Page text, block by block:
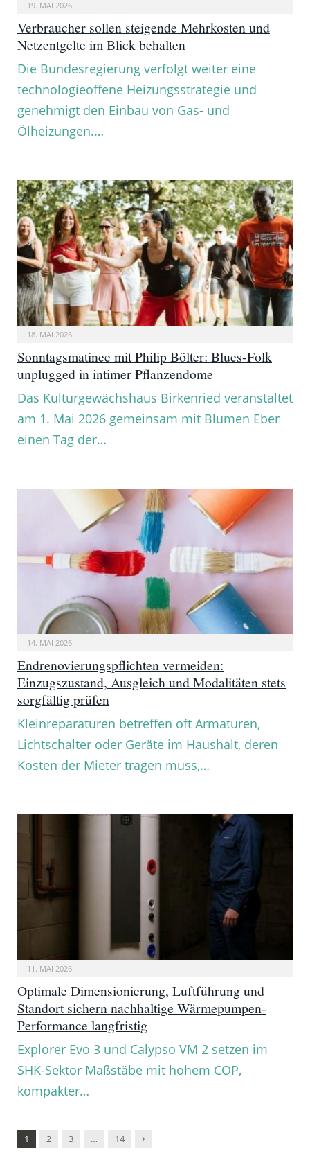
19. MAI 2026
Verbraucher sollen steigende Mehrkosten und
Netzentgelte im Blick behalten
Die Bundesregierung verfolgt weiter eine
technologieoffene Heizungsstrategie und
genehmigt den Einbau von Gas- und
Ölheizungen.…
18. MAI 2026
Sonntagsmatinee mit Philip Bölter: Blues-Folk
unplugged in intimer Pflanzendome
Das Kulturgewächshaus Birkenried veranstaltet
am 1. Mai 2026 gemeinsam mit Blumen Eber
einen Tag der…
14. MAI 2026
Endrenovierungspflichten vermeiden:
Einzugszustand, Ausgleich und Modalitäten stets
sorgfältig prüfen
Kleinreparaturen betreffen oft Armaturen,
Lichtschalter oder Geräte im Haushalt, deren
Kosten der Mieter tragen muss,…
11. MAI 2026
Optimale Dimensionierung, Luftführung und
Standort sichern nachhaltige Wärmepumpen-
Performance langfristig
Explorer Evo 3 und Calypso VM 2 setzen im
SHK-Sektor Maßstäbe mit hohem COP,
kompakter…
1 2 3 … 14 Nachfolger